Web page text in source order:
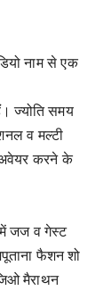
नाम से एक
ज्योति समय
व मल्टी
करने के
जज व गेस्ट
फैशन शो
मैराथन